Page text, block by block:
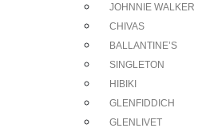
JOHNNIE WALKER
CHIVAS
BALLANTINE’S
SINGLETON
HIBIKI
GLENFIDDICH
GLENLIVET